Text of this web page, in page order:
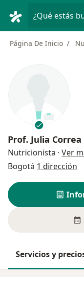
¿Qué estás
Página De Inicio
Prof. Julia
Nutricionista · Ver
Bogotá 1 dirección
Servicios y